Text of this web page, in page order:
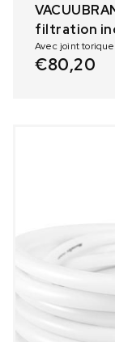
filtration
Avec joint
€80,20